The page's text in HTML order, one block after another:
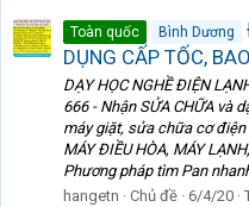
Toàn quốc Bình Dương
DỤNG CẤP TỐC,
DẠY HỌC NGHỀ ĐIỆN
666 - Nhận SỬA CHỮA và
máy giặt, sửa chữa cơ điện
MÁY ĐIỀU HÒA, MÁY
Phương pháp tìm Pan
hangetn
Chủ đề 6/4/20